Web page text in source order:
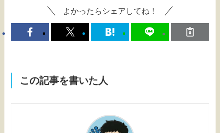
よかったらシェアしてね！
この記事を書いた人